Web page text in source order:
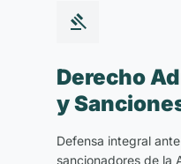

Derecho
y
Defensa integral
sancionadores de la